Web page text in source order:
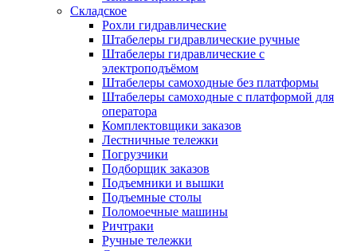
Складское
Рохли гидравлические
Штабелеры гидравлические ручные
Штабелеры гидравлические с
электроподъёмом
Штабелеры самоходные без платформы
Штабелеры самоходные с платформой для
оператора
Комплектовщики заказов
Лестничные тележки
Погрузчики
Подборщик заказов
Подъемники и вышки
Подъемные столы
Поломоечные машины
Ричтраки
Ручные тележки